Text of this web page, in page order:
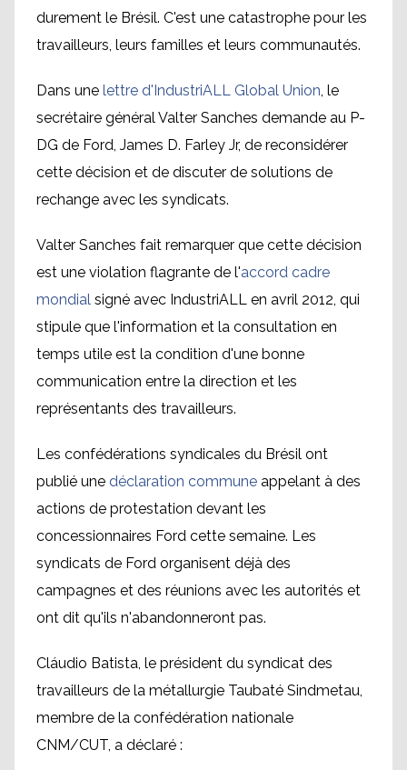
durement le Brésil. C'est une catastrophe pour les
travailleurs, leurs familles et leurs communautés.
Dans une lettre d'IndustriALL Global Union, le
secrétaire général Valter Sanches demande au P-
DG de Ford, James D. Farley Jr, de reconsidérer
cette décision et de discuter de solutions de
rechange avec les syndicats.
Valter Sanches fait remarquer que cette décision
est une violation flagrante de l'accord cadre
mondial signé avec IndustriALL en avril 2012, qui
stipule que l'information et la consultation en
temps utile est la condition d'une bonne
communication entre la direction et les
représentants des travailleurs.
Les confédérations syndicales du Brésil ont
publié une déclaration commune appelant à des
actions de protestation devant les
concessionnaires Ford cette semaine. Les
syndicats de Ford organisent déjà des
campagnes et des réunions avec les autorités et
ont dit qu'ils n'abandonneront pas.
Cláudio Batista, le président du syndicat des
travailleurs de la métallurgie Taubaté Sindmetau,
membre de la confédération nationale
CNM/CUT, a déclaré :